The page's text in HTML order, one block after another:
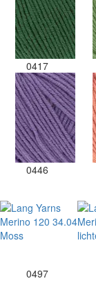
0417
0446
0497